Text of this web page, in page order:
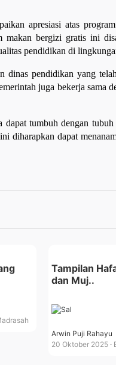
apresiasi atas
makan bergizi gratis ini
pendidikan di
dinas pendidikan yang
juga bekerja sama
tumbuh dengan
diharapkan dapat
Tampilan
dan Muj..
Arwin Puji Rahayu
20 Oktober 2025